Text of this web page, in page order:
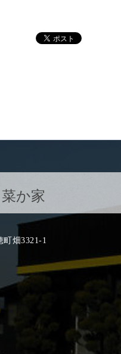
か家
町畑3321-1